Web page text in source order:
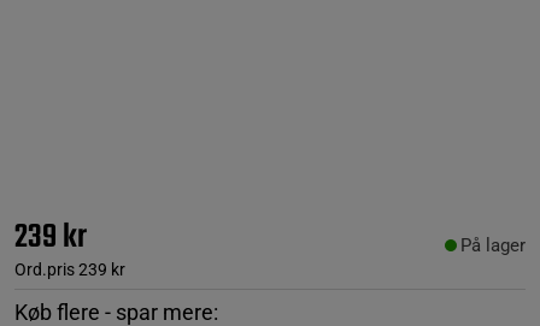
239 kr
Ord.pris239 kr
På lager
Køb flere - spar mere: